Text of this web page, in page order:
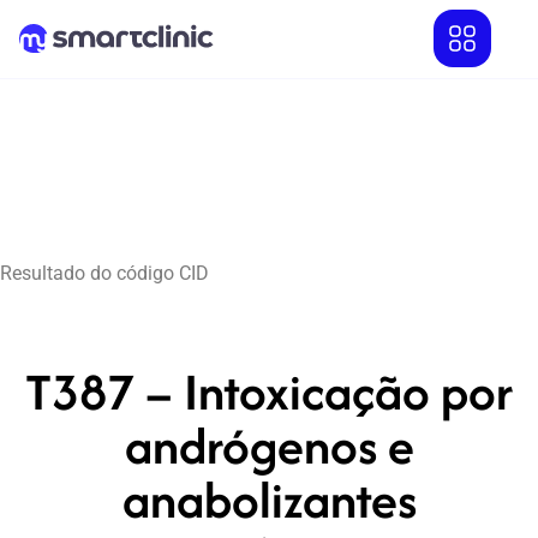
Resultado do código CID
T387 – Intoxicação por
andrógenos e
anabolizantes